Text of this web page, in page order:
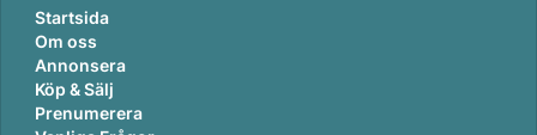
Startsida
Om oss
Annonsera
Köp & Sälj
Prenumerera